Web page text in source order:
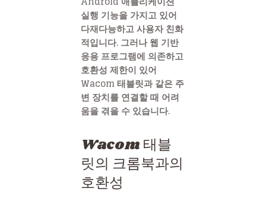
실행 기능을 가지고 있어
다재다능하고 사용자 친화
적입니다. 그러나 웹 기반
응용 프로그램에 의존하고
호환성 제한이 있어
Wacom 태블릿과 같은 주
변 장치를 연결할 때 어려
움을 겪을 수 있습니다.
Wacom 태블
릿의 크롬북과의
호환성